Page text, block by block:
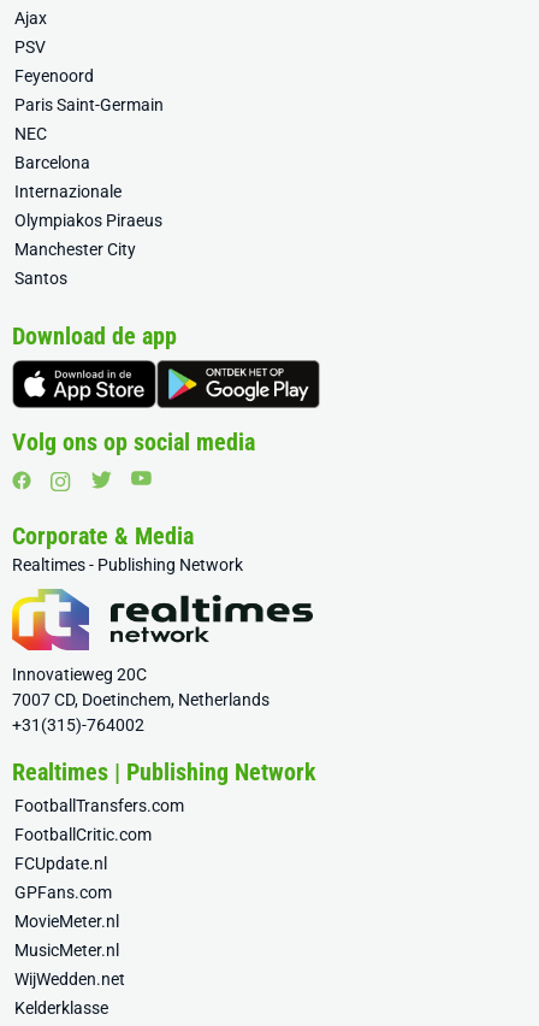
Ajax
PSV
Feyenoord
Paris Saint-Germain
NEC
Barcelona
Internazionale
Olympiakos Piraeus
Manchester City
Santos
Download de app
Volg ons op social media
Corporate & Media
Realtimes - Publishing Network
Innovatieweg 20C
7007 CD, Doetinchem, Netherlands
+31(315)-764002
Realtimes | Publishing Network
FootballTransfers.com
FootballCritic.com
FCUpdate.nl
GPFans.com
MovieMeter.nl
MusicMeter.nl
WijWedden.net
Kelderklasse